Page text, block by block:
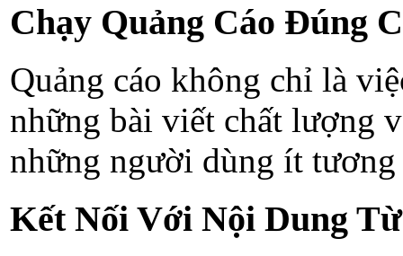
Chạy Quảng Cáo Đúng
Quảng cáo không chỉ là
những bài viết chất lượng
những người dùng ít
Kết Nối Với Nội Dung